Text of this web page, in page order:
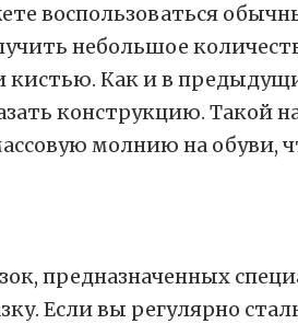
воспользоваться
небольшое
Как и в
конструкцию. Такой
предназначенных
Если вы регулярно